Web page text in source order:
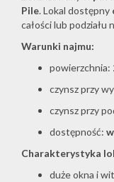
Pile. Lokal dostępny
całości lub podziału
Warunki najmu:
powierzchnia:
czynsz przy
czynsz przy
dostępność:
Charakterystyka
duże okna i